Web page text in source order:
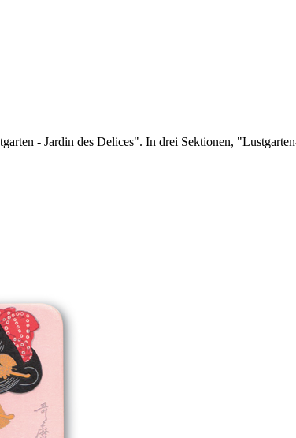
- Jardin des Delices". In drei Sektionen,